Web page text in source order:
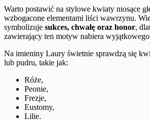
Warto postawić na stylowe kwiaty niosące
wzbogacone elementami liści wawrzynu.
symbolizuje sukces, chwałę oraz honor,
zawierający ten motyw nabiera
Na imieniny Laury świetnie sprawdzą się
lub pudru, takie jak:
Róże,
Peonie,
Frezje,
Eustomy,
Lilie.